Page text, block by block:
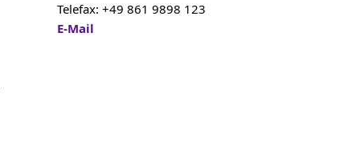
Telefax: +49 861 9898 123
E-Mail